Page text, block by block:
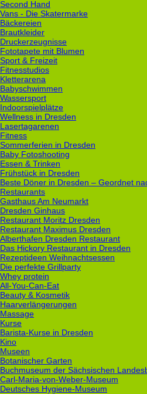
Second Hand
Vans - Die Skatermarke
Bäckereien
Brautkleider
Druckerzeugnisse
Fototapete mit Blumen
Sport & Freizeit
Fitnesstudios
Kletterarena
Babyschwimmen
Wassersport
Indoorspielplätze
Wellness in Dresden
Lasertagarenen
Fitness
Sommerferien in Dresden
Baby Fotoshooting
Essen & Trinken
Frühstück in Dresden
Beste Döner in Dresden – Geordnet
Restaurants
Gasthaus Am Neumarkt
Dresden Ginhaus
Restaurant Moritz Dresden
Restaurant Maximus Dresden
Alberthafen Dresden Restaurant
Das Hickory Restaurant in Dresden
Rezeptideen Weihnachtsessen
Die perfekte Grillparty
Whey protein
All-You-Can-Eat
Beauty & Kosmetik
Haarverlängerungen
Massage
Kurse
Barista-Kurse in Dresden
Kino
Museen
Botanischer Garten
Buchmuseum der Sächsischen
Carl-Maria-von-Weber-Museum
Deutsches Hygiene-Museum